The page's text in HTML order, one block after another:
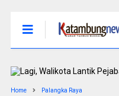
Home Palangka Raya